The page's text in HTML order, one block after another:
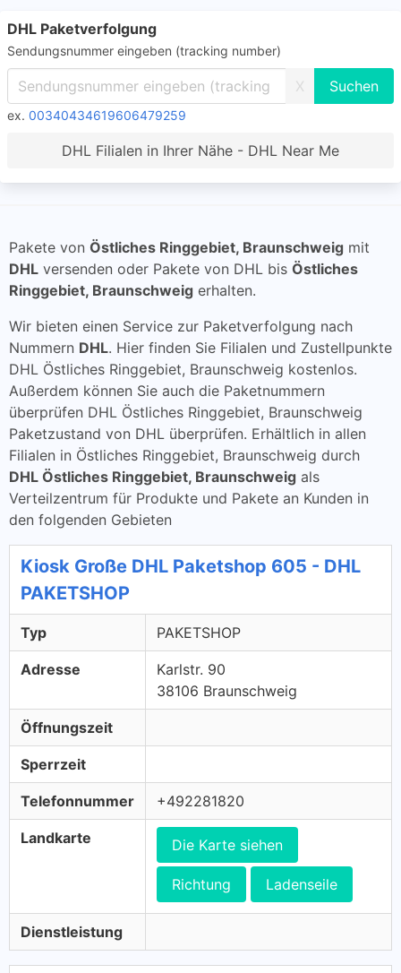
DHL Paketverfolgung
Sendungsnummer eingeben (tracking number)
X
ex. 00340434619606479259
DHL Filialen in Ihrer Nähe - DHL Near Me
Pakete von Östliches Ringgebiet, Braunschweig mit
DHL versenden oder Pakete von DHL bis Östliches
Ringgebiet, Braunschweig erhalten.
Wir bieten einen Service zur Paketverfolgung nach
Nummern DHL. Hier finden Sie Filialen und Zustellpunkte
DHL Östliches Ringgebiet, Braunschweig kostenlos.
Außerdem können Sie auch die Paketnummern
überprüfen DHL Östliches Ringgebiet, Braunschweig
Paketzustand von DHL überprüfen. Erhältlich in allen
Filialen in Östliches Ringgebiet, Braunschweig durch
DHL Östliches Ringgebiet, Braunschweig als
Verteilzentrum für Produkte und Pakete an Kunden in
den folgenden Gebieten
Kiosk Große DHL Paketshop 605 - DHL
PAKETSHOP
Typ PAKETSHOP
Adresse
Karlstr. 90
38106 Braunschweig
Öffnungszeit
Sperrzeit
Telefonnummer +492281820
Landkarte Die Karte siehen
Richtung Ladenseile
Dienstleistung